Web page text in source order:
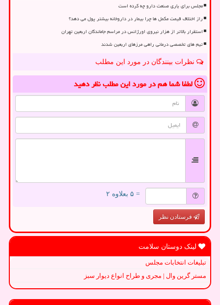
مجلس برای یاری صنعت دارو چه کرده است
راز اختلاف قیمت مکمل ها چرا بیمار در داروخانه بیشتر پول می دهد؟
استقرار بالاتر از هزار نیروی اورژانس در مراسم جاماندگان اربعین تهران
تیم های تخصصی درمانی راهی مرزهای اربعین شدند
نظرات بینندگان در مورد این مطلب
لطفا شما همدر مورد این مطلبنظر دهید
= ۵ بعلاوه ۲
فرستادن نظر
لینک دوستان سلامت
تبلیغات انتخابات مجلس
مستر گرین وال | مجری و طراح انواع دیوار سبز